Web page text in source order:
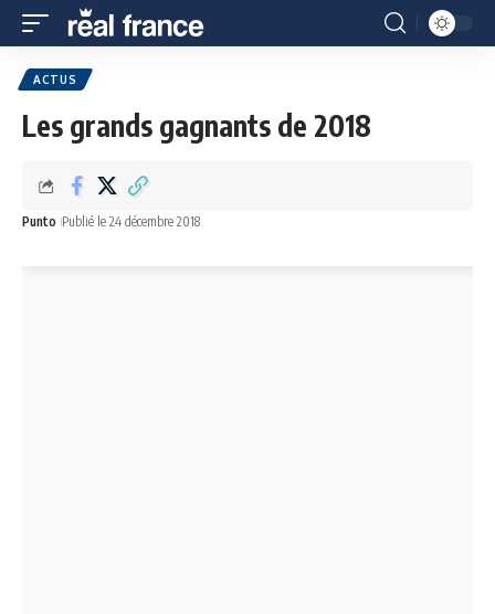
ACTUS
Les grands gagnants de 2018
Punto Publié le 24 décembre 2018